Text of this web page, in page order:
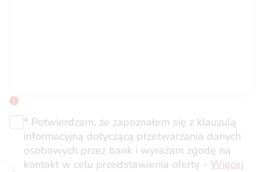
* Potwierdzam, że zapoznałem się z klauzulą
informacyjną dotyczącą przetwarzania danych
osobowych przez bank i wyrażam zgodę na
kontakt w celu przedstawienia oferty - Więcej